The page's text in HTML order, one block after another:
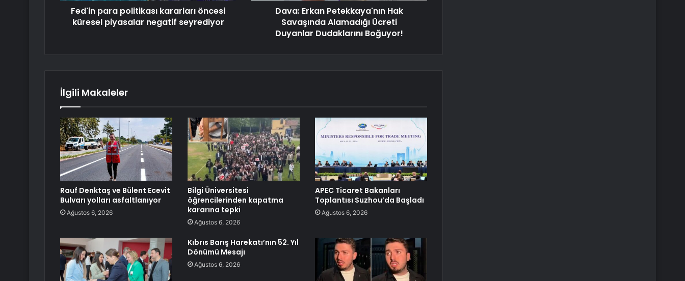
Fed'in para politikası kararları öncesi
küresel piyasalar negatif seyrediyor
Dava: Erkan Petekkaya'nın Hak
Savaşında Alamadığı Ücreti
Duyanlar Dudaklarını Boğuyor!
İlgili Makaleler
Rauf Denktaş ve Bülent Ecevit
Bulvarı yolları asfaltlanıyor
Ağustos 6, 2026
Bilgi Üniversitesi
öğrencilerinden kapatma
kararına tepki
Ağustos 6, 2026
APEC Ticaret Bakanları
Toplantısı Suzhou’da Başladı
Ağustos 6, 2026
Kıbrıs Barış Harekatı’nın 52. Yıl
Dönümü Mesajı
Ağustos 6, 2026